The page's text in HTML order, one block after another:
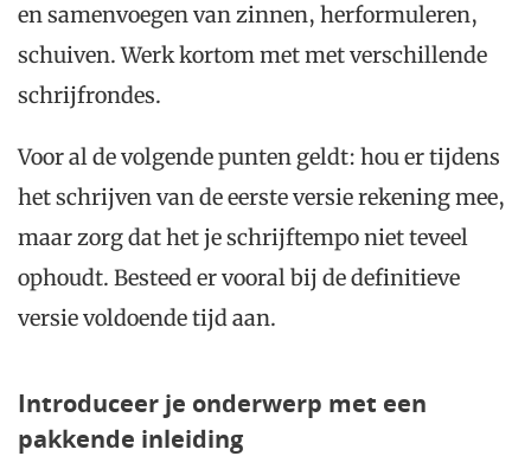
en samenvoegen van zinnen, herformuleren,
schuiven. Werk kortom met met verschillende
schrijfrondes.
Voor al de volgende punten geldt: hou er tijdens
het schrijven van de eerste versie rekening mee,
maar zorg dat het je schrijftempo niet teveel
ophoudt. Besteed er vooral bij de definitieve
versie voldoende tijd aan.
Introduceer je onderwerp met een
pakkende inleiding